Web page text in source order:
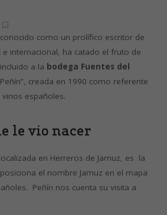
conocido como un prolífico escritor de
internacional, ha catado el fruto de
a la bodega Fuentes del
creada en 1990 como referente
españoles.
le vio nacer
en Herreros de Jamuz, es la
el nombre Jamuz en el mapa
Peñín nos cuenta su visita a